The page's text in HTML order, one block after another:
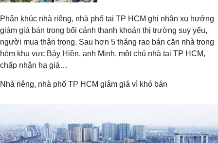
Phân khúc nhà riêng, nhà phố tại TP HCM ghi nhận xu hướng
giảm giá bán trong bối cảnh thanh khoản thị trường suy yếu,
người mua thận trọng. Sau hơn 5 tháng rao bán căn nhà trong
hẻm khu vực Bảy Hiền, anh Minh, một chủ nhà tại TP HCM,
chấp nhận hạ giá…
Nhà riêng, nhà phố TP HCM giảm giá vì khó bán